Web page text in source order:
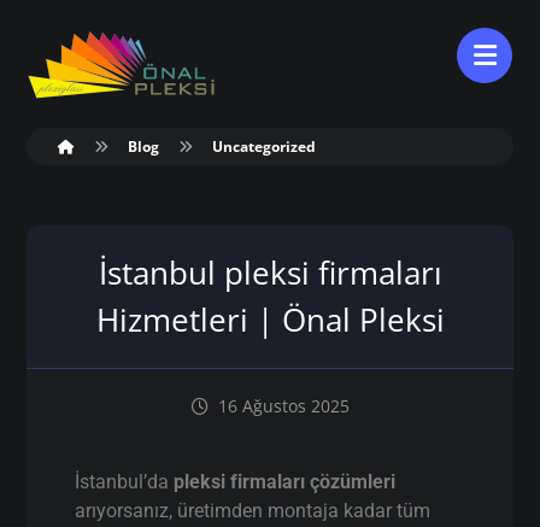
Blog Uncategorized
İstanbul pleksi firmaları
Hizmetleri | Önal Pleksi
16 Ağustos 2025
İstanbul’da pleksi firmaları çözümleri
arıyorsanız, üretimden montaja kadar tüm